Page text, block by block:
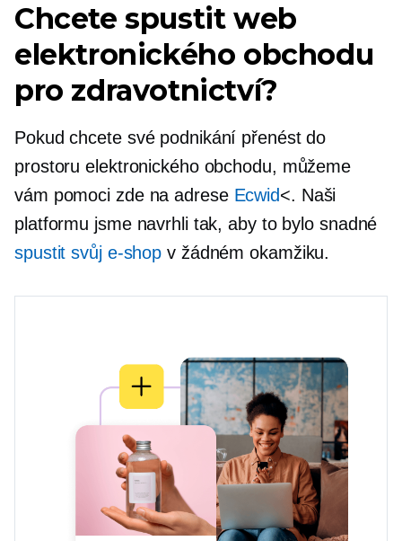
Chcete spustit web
elektronického obchodu
pro zdravotnictví?
Pokud chcete své podnikání přenést do
prostoru elektronického obchodu, můžeme
vám pomoci zde na adrese Ecwid<. Naši
platformu jsme navrhli tak, aby to bylo snadné
spustit svůj e-shop v žádném okamžiku.